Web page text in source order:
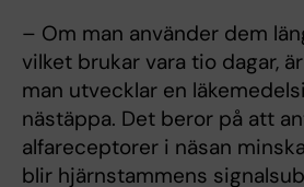
– Om man använder dem
vilket brukar vara tio dagar,
man utvecklar en
nästäppa. Det beror på att
alfareceptorer i näsan
blir hjärnstammens